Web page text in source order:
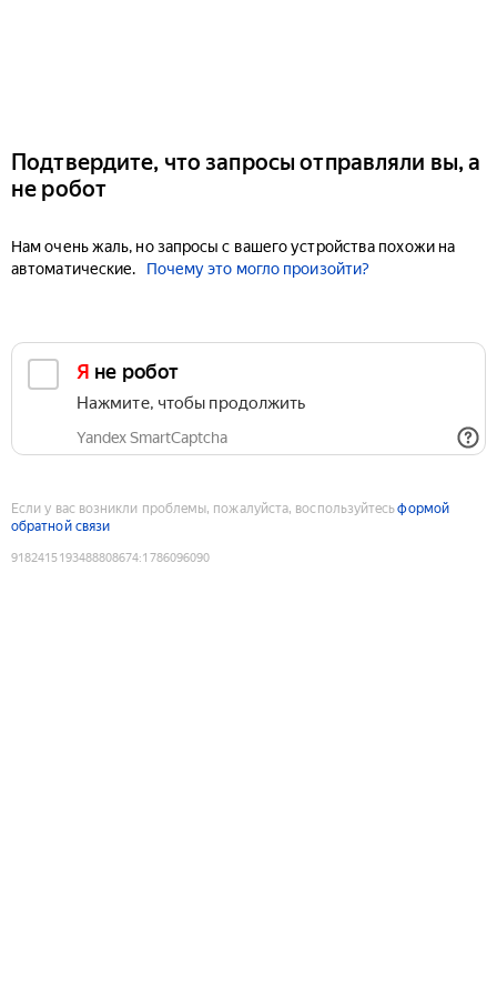
Подтвердите, что запросы отправляли вы, а
не робот
Нам очень жаль, но запросы с вашего устройства похожи на
автоматические.
Почему это могло произойти?
Я не робот
Нажмите, чтобы продолжить
Yandex SmartCaptcha
Если у вас возникли проблемы, пожалуйста, воспользуйтесьформой
обратной связи
9182415193488808674:1786096090